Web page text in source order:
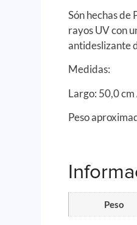
Són hechas
rayos UV con
antideslizante
Medidas:
Largo: 50,0
Peso
Peso